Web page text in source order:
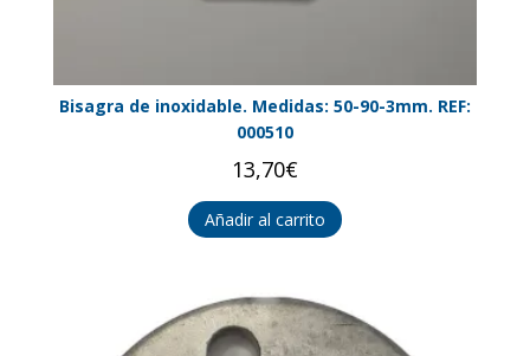
Bisagra de inoxidable. Medidas: 50-90-3mm. REF:
000510
13,70€
Añadir al carrito